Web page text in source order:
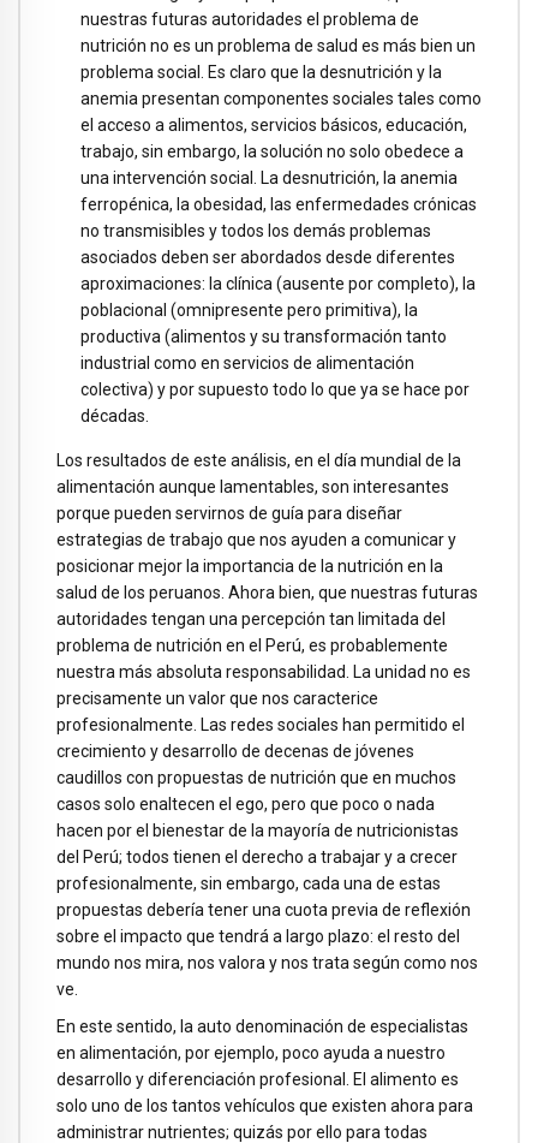
nuestras futuras autoridades el problema de
nutrición no es un problema de salud es más bien un
problema social. Es claro que la desnutrición y la
anemia presentan componentes sociales tales como
el acceso a alimentos, servicios básicos, educación,
trabajo, sin embargo, la solución no solo obedece a
una intervención social. La desnutrición, la anemia
ferropénica, la obesidad, las enfermedades crónicas
no transmisibles y todos los demás problemas
asociados deben ser abordados desde diferentes
aproximaciones: la clínica (ausente por completo), la
poblacional (omnipresente pero primitiva), la
productiva (alimentos y su transformación tanto
industrial como en servicios de alimentación
colectiva) y por supuesto todo lo que ya se hace por
décadas.
Los resultados de este análisis, en el día mundial de la
alimentación aunque lamentables, son interesantes
porque pueden servirnos de guía para diseñar
estrategias de trabajo que nos ayuden a comunicar y
posicionar mejor la importancia de la nutrición en la
salud de los peruanos. Ahora bien, que nuestras futuras
autoridades tengan una percepción tan limitada del
problema de nutrición en el Perú, es probablemente
nuestra más absoluta responsabilidad. La unidad no es
precisamente un valor que nos caracterice
profesionalmente. Las redes sociales han permitido el
crecimiento y desarrollo de decenas de jóvenes
caudillos con propuestas de nutrición que en muchos
casos solo enaltecen el ego, pero que poco o nada
hacen por el bienestar de la mayoría de nutricionistas
del Perú; todos tienen el derecho a trabajar y a crecer
profesionalmente, sin embargo, cada una de estas
propuestas debería tener una cuota previa de reflexión
sobre el impacto que tendrá a largo plazo: el resto del
mundo nos mira, nos valora y nos trata según como nos
ve.
En este sentido, la auto denominación de especialistas
en alimentación, por ejemplo, poco ayuda a nuestro
desarrollo y diferenciación profesional. El alimento es
solo uno de los tantos vehículos que existen ahora para
administrar nutrientes; quizás por ello para todas